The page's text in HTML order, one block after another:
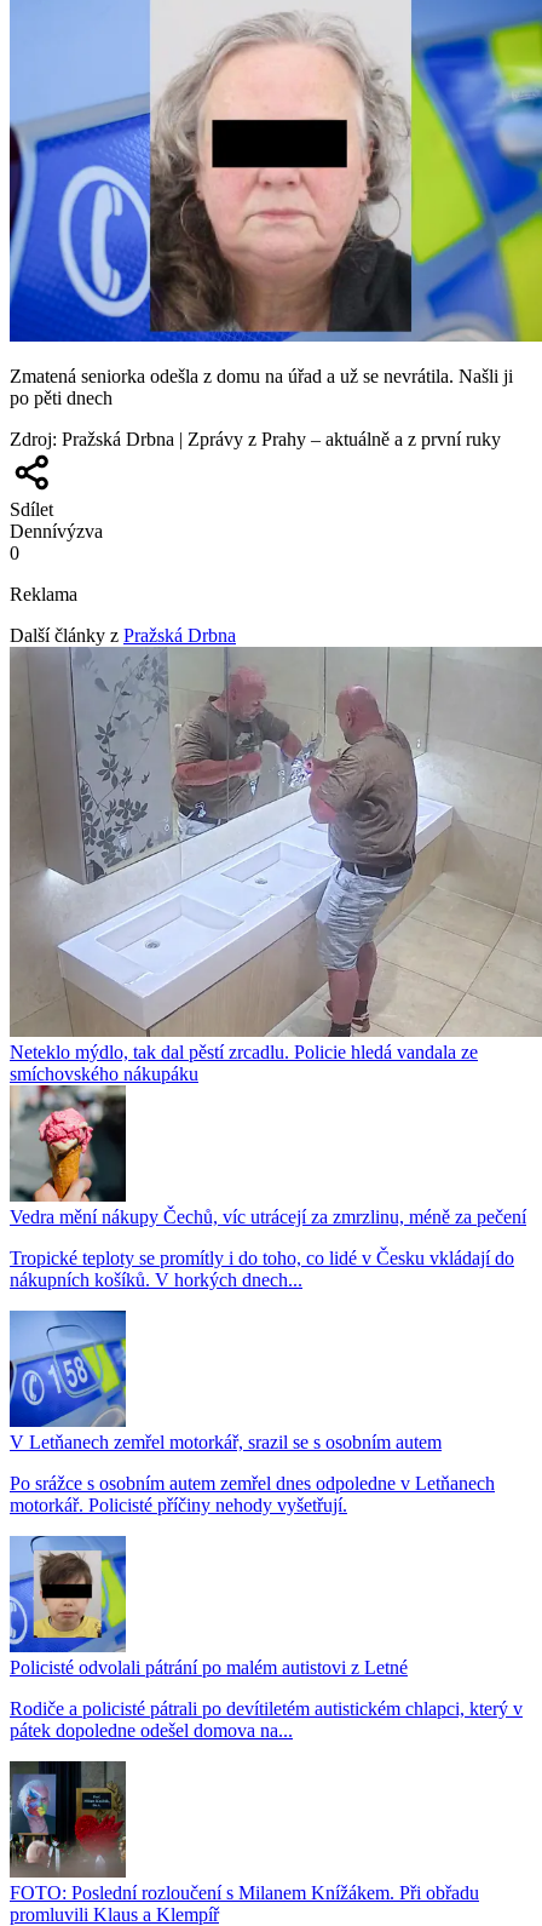
Zmatená seniorka odešla z domu na úřad a už se nevrátila. Našli ji
po pěti dnech
Zdroj: Pražská Drbna | Zprávy z Prahy – aktuálně a z první ruky
Sdílet
Dennívýzva
0
Reklama
Další články z Pražská Drbna
Neteklo mýdlo, tak dal pěstí zrcadlu. Policie hledá vandala ze
smíchovského nákupáku
Vedra mění nákupy Čechů, víc utrácejí za zmrzlinu, méně za pečení
Tropické teploty se promítly i do toho, co lidé v Česku vkládají do
nákupních košíků. V horkých dnech...
V Letňanech zemřel motorkář, srazil se s osobním autem
Po srážce s osobním autem zemřel dnes odpoledne v Letňanech
motorkář. Policisté příčiny nehody vyšetřují.
Policisté odvolali pátrání po malém autistovi z Letné
Rodiče a policisté pátrali po devítiletém autistickém chlapci, který v
pátek dopoledne odešel domova na...
FOTO: Poslední rozloučení s Milanem Knížákem. Při obřadu
promluvili Klaus a Klempíř